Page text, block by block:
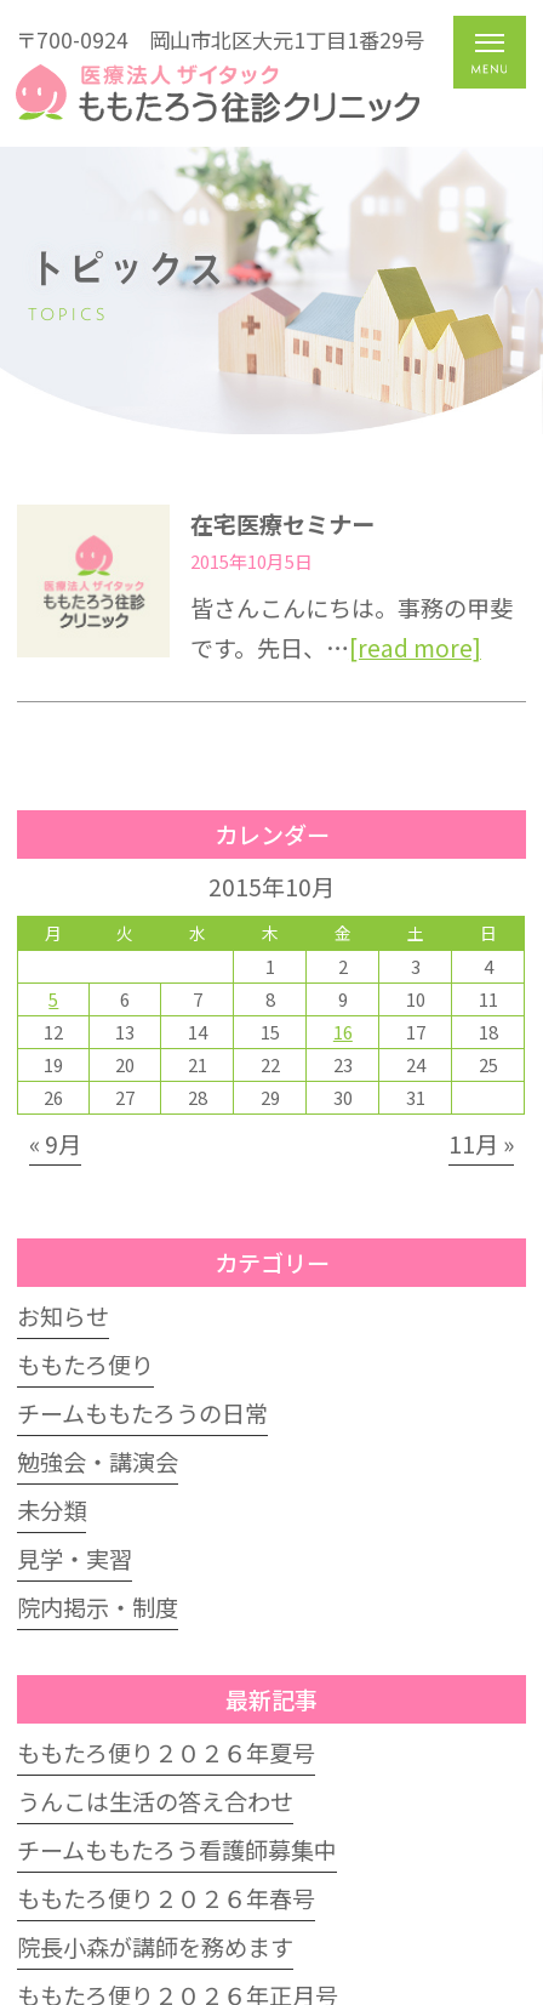
〒700-0924 岡山市北区大元1丁目1番29号
トピックス
TOPICS
在宅医療セミナー
2015年10月5日
皆さんこんにちは。事務の甲斐
です。先日、…[read more]
カレンダー
2015年10月
月 火 水 木 金 土 日
1 2 3
4
5
6 7 8 9 10
11
12
13 14 15 16 17
18
19
20 21 22 23 24
25
26
27 28 29 30 31
« 9月 11月 »
カテゴリー
お知らせ
ももたろ便り
チームももたろうの日常
勉強会・講演会
未分類
見学・実習
院内掲示・制度
最新記事
ももたろ便り２０２６年夏号
うんこは生活の答え合わせ
チームももたろう看護師募集中
ももたろ便り２０２６年春号
院長小森が講師を務めます
ももたろ便り２０２６年正月号